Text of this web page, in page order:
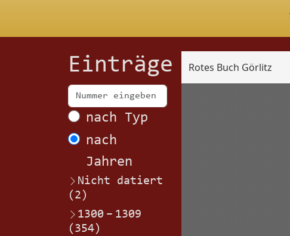
Einträge
nach Typ
nach
Jahren
Nicht datiert
(2)
1300 – 1309
(354)
Rotes Buch Görlitz